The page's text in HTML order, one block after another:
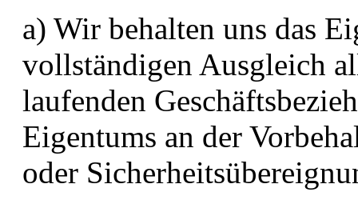
a) Wir behalten uns das
vollständigen Ausgleich
laufenden
Eigentums an der
oder